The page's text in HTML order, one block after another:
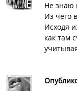
Не знаю
Из чего
Исходя
как там